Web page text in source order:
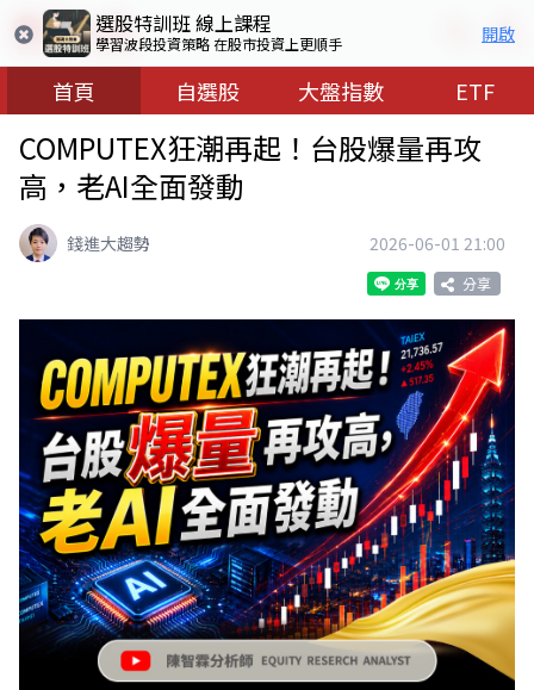
選股特訓班 線上課程
學習波段投資策略 在股市投資上更順手 開啟
首頁 自選股 大盤指數 ETF
COMPUTEX狂潮再起！台股爆量再攻
高，老AI全面發動
錢進大趨勢 2026-06-01 21:00
分享